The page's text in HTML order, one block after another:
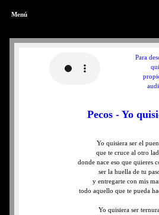
Menú
Para
Pecos - Yo
Yo quisiera ser el
que te cruce al otro
donde nace eso que quieres
ser la huella de tu
y entregarte con mis
todo aquello que te pueda
Yo quisiera ser